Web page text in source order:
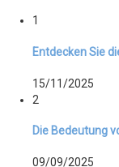
1
Entdecken Sie
15/11/2025
2
Die Bedeutung
09/09/2025